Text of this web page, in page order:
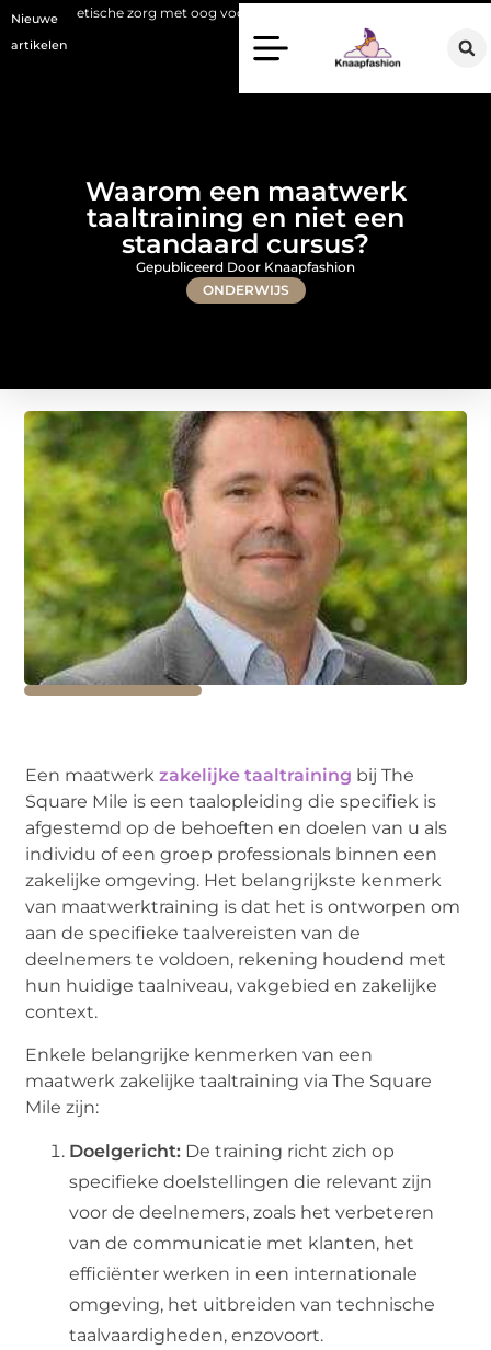
Nieuwe
artikelen
zorg met oog voor natuurlijke resultaten
Waarom een maatwerk
taaltraining en niet een
standaard cursus?
ONDERWIJS
Gepubliceerd Door Knaapfashion
Een maatwerkzakelijke taaltraining bij The
Square Mile is een taalopleiding die specifiek is
afgestemd op de behoeften en doelen van u als
individu of een groep professionals binnen een
zakelijke omgeving. Het belangrijkste kenmerk
van maatwerktraining is dat het is ontworpen om
aan de specifieke taalvereisten van de
deelnemers te voldoen, rekening houdend met
hun huidige taalniveau, vakgebied en zakelijke
context.
Enkele belangrijke kenmerken van een
maatwerk zakelijke taaltraining via The Square
Mile zijn:
Doelgericht: De training richt zich op
specifieke doelstellingen die relevant zijn
voor de deelnemers, zoals het verbeteren
van de communicatie met klanten, het
efficiënter werken in een internationale
omgeving, het uitbreiden van technische
taalvaardigheden, enzovoort.